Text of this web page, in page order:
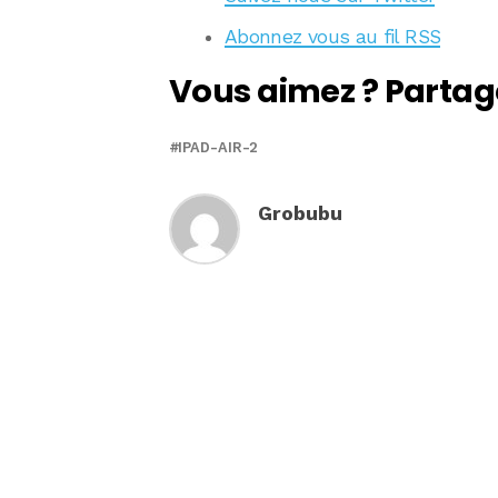
Abonnez vous au fil RSS
Vous aimez ?
IPAD-AIR-2
Grobubu